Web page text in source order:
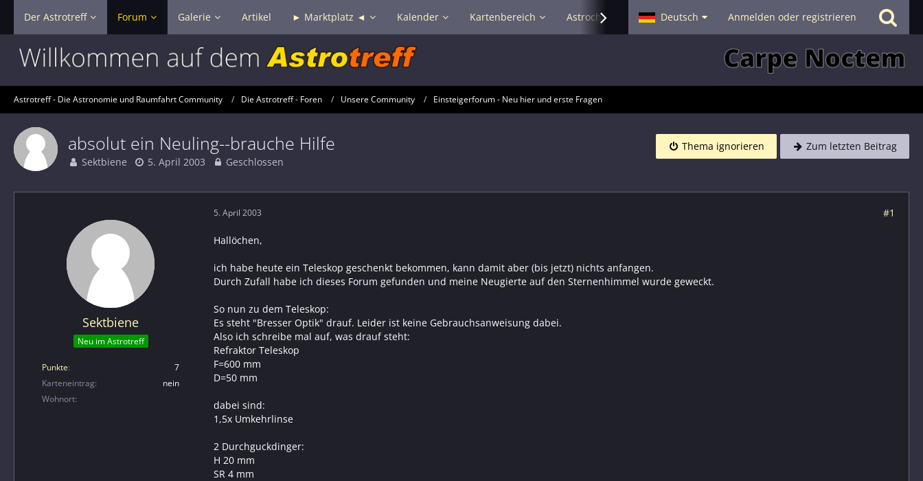
Der Astrotreff Forum Galerie Artikel ► Marktplatz ◄ Kalender Kartenbereich Astrochat - Smalltalk Hilfe
Deutsch Anmelden oder registrieren
Astrotreff - Die Astronomie und Raumfahrt Community Die Astrotreff - Foren Unsere Community Einsteigerforum - Neu hier und erste Fragen
absolut ein Neuling--brauche Hilfe
Sektbiene 5. April 2003 Geschlossen
Thema ignorieren Zum letzten Beitrag
Sektbiene
Neu im Astrotreff
Punkte
7
Karteneintrag
nein
Wohnort
5. April 2003 #1
Hallöchen,
ich habe heute ein Teleskop geschenkt bekommen, kann damit aber (bis jetzt) nichts anfangen.
Durch Zufall habe ich dieses Forum gefunden und meine Neugierte auf den Sternenhimmel wurde geweckt.
So nun zu dem Teleskop:
Es steht "Bresser Optik" drauf. Leider ist keine Gebrauchsanweisung dabei.
Also ich schreibe mal auf, was drauf steht:
Refraktor Teleskop
F=600 mm
D=50 mm
dabei sind:
1,5x Umkehrlinse
2 Durchguckdinger:
H 20 mm
SR 4 mm